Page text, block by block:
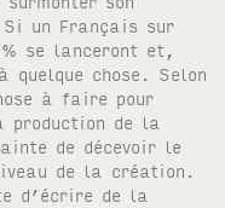
un Français sur
se lanceront et,
chose. Selon
à faire pour
production de la
de décevoir le
de la création.
d’écrire de la